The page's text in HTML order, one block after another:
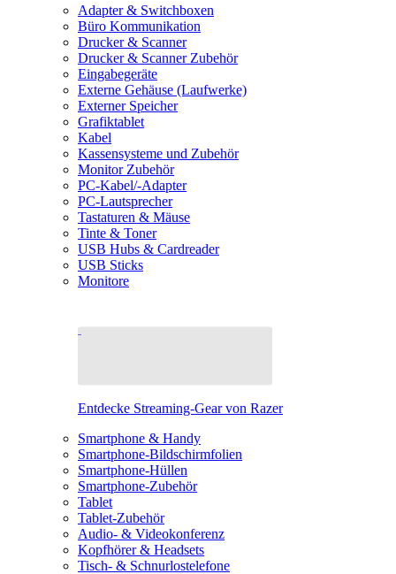
Adapter & Switchboxen
Büro Kommunikation
Drucker & Scanner
Drucker & Scanner Zubehör
Eingabegeräte
Externe Gehäuse (Laufwerke)
Externer Speicher
Grafiktablet
Kabel
Kassensysteme und Zubehör
Monitor Zubehör
PC-Kabel/-Adapter
PC-Lautsprecher
Tastaturen & Mäuse
Tinte & Toner
USB Hubs & Cardreader
USB Sticks
Monitore
Entdecke Streaming-Gear von Razer
Smartphone & Handy
Smartphone-Bildschirmfolien
Smartphone-Hüllen
Smartphone-Zubehör
Tablet
Tablet-Zubehör
Audio- & Videokonferenz
Kopfhörer & Headsets
Tisch- & Schnurlostelefone